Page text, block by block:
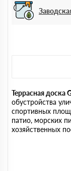
Террасная доска
обустройства
спортивных
патио, морских
хозяйственных